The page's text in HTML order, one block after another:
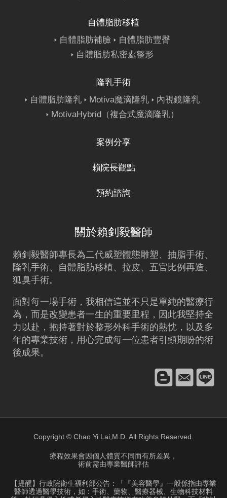
自體脂肪移植
自體脂肪補臉
自體脂肪豐臀
自體脂肪私密處整形
隆乳手術
自體脂肪隆乳
Motiva魔滴隆乳
內視鏡隆乳
MotivaHybrid（複合式魔滴隆乳）
案例分享
賴院長觀點
預約諮詢
關於賴釗毅醫師
賴釗毅醫師專長為二代威塑體態雕塑、 抽脂手術、
隆乳手術、 自體脂肪移植、拉皮、五官比例再造、
狐臭手術。
面對每一場手術，我相信這並不只是單純的醫療行
為，而是改變患者一生的重要里程，因此我堅持全
力以赴，抱持著對於整形外科手術的熱忱，以及多
年的專業技術，用心完成每一位患者引頸期盼的術
後成果。
Copyright © Chao Yi Lai,M.D. All Rights Reserved.
療程效果會因個人體質不同而有所差異，
術前需由專業醫師評估
【提醒】行政院衛生福利部公告：「『美容醫學』一般係指由專業
醫師透過醫學技術，如：手術、藥物、醫療器械、生物科技材料